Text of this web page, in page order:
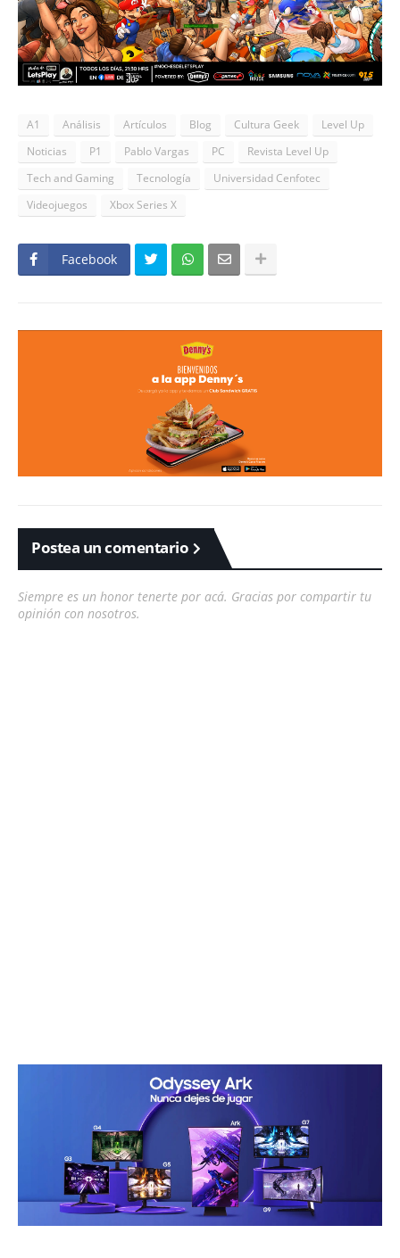
A1 Análisis Artículos Blog Cultura Geek
Level Up
Noticias
P1 Pablo Vargas PC
Revista Level Up
Tech and Gaming
Tecnología
Universidad Cenfotec
Videojuegos
Xbox Series X
Facebook
Postea un comentario
Siempre es un honor tenerte por acá. Gracias por compartir tu
opinión con nosotros.